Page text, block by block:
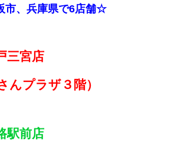
市、兵庫県で6店舗☆
三宮店
プラザ３階）
駅前店